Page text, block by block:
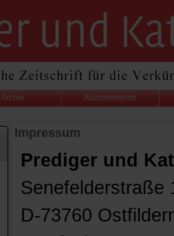
Archiv Abonnements
Impressum
Prediger und
Senefelderstraße
D-73760